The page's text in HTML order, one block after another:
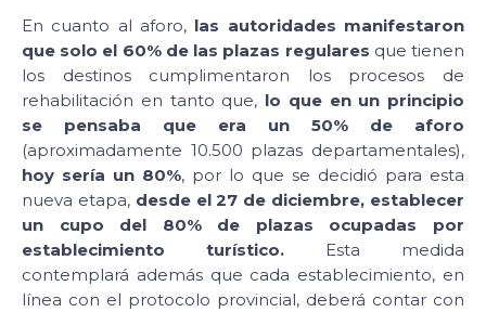
En cuanto al aforo, las autoridades manifestaron
que solo el 60% de las plazas regulares que tienen
los destinos cumplimentaron los procesos de
rehabilitación en tanto que, lo que en un principio
se pensaba que era un 50% de aforo
(aproximadamente 10.500 plazas departamentales),
hoy sería un 80%, por lo que se decidió para esta
nueva etapa, desde el 27 de diciembre, establecer
un cupo del 80% de plazas ocupadas por
establecimiento turístico. Esta medida
contemplará además que cada establecimiento, en
línea con el protocolo provincial, deberá contar con